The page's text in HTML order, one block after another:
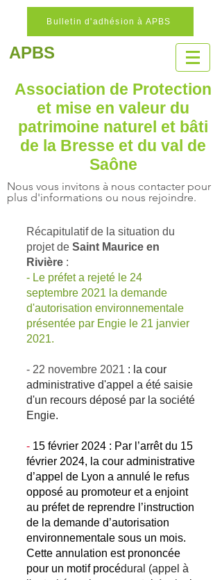
Bulletin d'adhésion à APBS
APBS
Association de Protection
et mise en valeur du
patrimoine naturel et bâti
de la Bresse et du val de
Saône
Nous vous invitons à nous contacter pour
plus d'informations ou nous rejoindre.
Récapitulatif de la situation du
projet de Saint Maurice en
Rivière :
- Le préfet a rejeté le 24
septembre 2021 la demande
d'autorisation environnementale
présentée par Engie le 21 janvier
2021.
- 22 novembre 2021 : la cour
administrative d'appel a été saisie
d'un recours déposé par la société
Engie.
- 15 février 2024 : Par l’arrêt du 15
février 2024, la cour administrative
d’appel de Lyon a annulé le refus
opposé au promoteur et a enjoint
au préfet de reprendre l’instruction
de la demande d’autorisation
environnementale sous un mois.
Cette annulation est prononcée
pour un motif procédural (appel à